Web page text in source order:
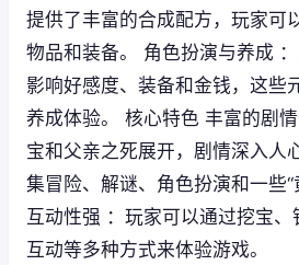
提供了丰富的合成配方，玩家可
物品和装备。 角色扮演与养成
影响好感度、装备和金钱，这些
养成体验。 核心特色 丰富的剧
宝和父亲之死展开，剧情深入人
集冒险、解谜、角色扮演和一些“
互动性强 ：玩家可以通过挖宝
互动等多种方式来体验游戏。